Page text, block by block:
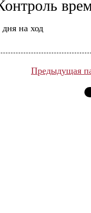
дня на ход
Предыдущая